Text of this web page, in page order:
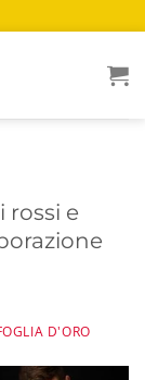
rossi e
D'ORO